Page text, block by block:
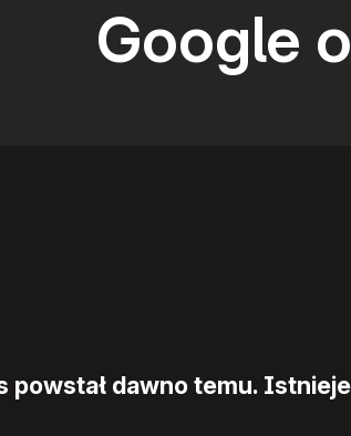
Google
powstał dawno temu.